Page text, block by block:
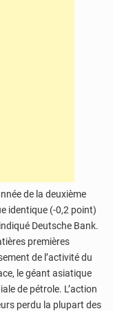
de la deuxième
identique (-0,2 point)
Deutsche Bank.
premières
de l’activité du
le géant asiatique
de pétrole. L’action
perdu la plupart des